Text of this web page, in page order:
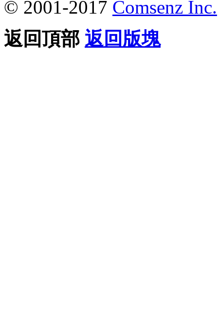
© 2001-2017 Comsenz Inc.
返回頂部 返回版塊